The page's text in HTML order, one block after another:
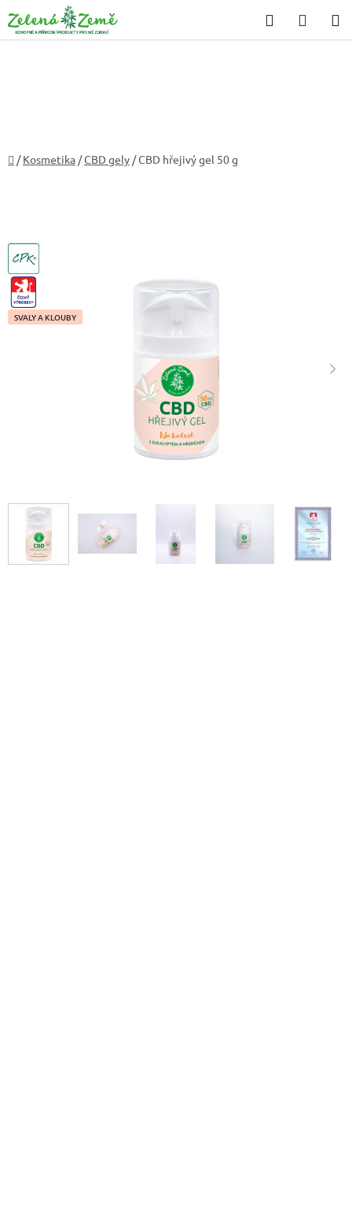
na
obsah
Hledat
KOŠÍK
Domů
/ Kosmetika /CBD gely /CBD hřejivý gel 50 g
CPK
CZ-
VYROBEK
SVALY A KLOUBY